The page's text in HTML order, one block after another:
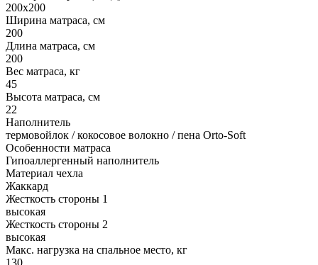
200х200
Ширина матраса, см
200
Длина матраса, см
200
Вес матраса, кг
45
Высота матраса, см
22
Наполнитель
термовойлок / кокосовое волокно / пена Orto-Soft
Особенности матраса
Гипоаллергенный наполнитель
Материал чехла
Жаккард
Жесткость стороны 1
высокая
Жесткость стороны 2
высокая
Макс. нагрузка на спальное место, кг
130